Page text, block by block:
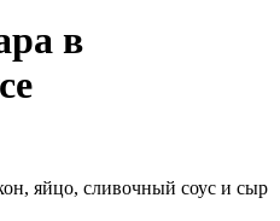
в
яйцо, сливочный соус и сыр